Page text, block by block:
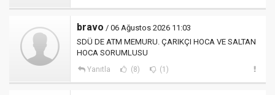
bravo / 06 Ağustos 2026 11:03
SDÜ DE ATM MEMURU. ÇARIKÇI HOCA VE SALTAN
HOCA SORUMLUSU
Yanıtla (8) (1)